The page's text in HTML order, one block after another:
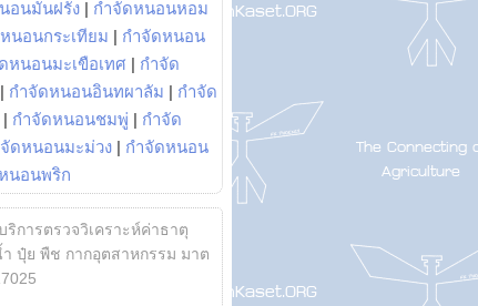
อนมันฝรั่ง | กำจัดหนอนหอม
นอนกระเทียม | กำจัดหนอน
หนอนมะเขือเทศ | กำจัด
| กำจัดหนอนอินทผาลัม | กำจัด
| กำจัดหนอนชมพู่ | กำจัด
ดหนอนมะม่วง | กำจัดหนอน
นอนพริก
ริการตรวจวิเคราะห์ค่าธาตุ
ปุ๋ย พืช กากอุตสาหกรรม มาต